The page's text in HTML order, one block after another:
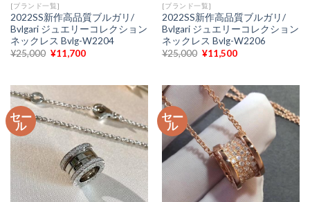
[ブランド一覧]
2022SS新作高品質ブルガリ/
Bvlgari ジュエリーコレクション
ネックレス Bvlg-W2204
¥25,000 元
は
¥25,000
で
た。
¥11,700現
格
¥11,700
で
す。
[ブランド一覧]
2022SS新作高品質ブルガリ/
Bvlgari ジュエリーコレクション
ネックレス Bvlg-W2206
¥25,000 元
は
¥25,000
で
し
た。
¥11,500現
格
は
¥11,500
す。
セー
ル
セー
ル